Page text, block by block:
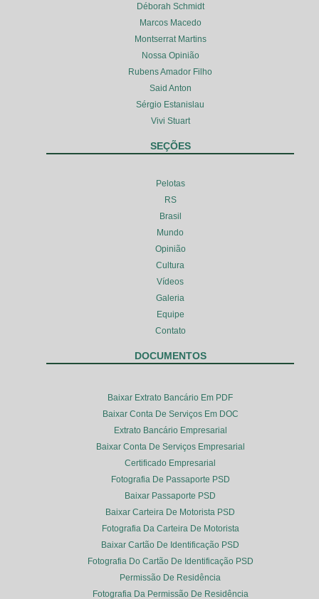
Déborah Schmidt
Marcos Macedo
Montserrat Martins
Nossa Opinião
Rubens Amador Filho
Said Anton
Sérgio Estanislau
Vivi Stuart
SEÇÕES
Pelotas
RS
Brasil
Mundo
Opinião
Cultura
Vídeos
Galeria
Equipe
Contato
DOCUMENTOS
Baixar Extrato Bancário Em PDF
Baixar Conta De Serviços Em DOC
Extrato Bancário Empresarial
Baixar Conta De Serviços Empresarial
Certificado Empresarial
Fotografia De Passaporte PSD
Baixar Passaporte PSD
Baixar Carteira De Motorista PSD
Fotografia Da Carteira De Motorista
Baixar Cartão De Identificação PSD
Fotografia Do Cartão De Identificação PSD
Permissão De Residência
Fotografia Da Permissão De Residência